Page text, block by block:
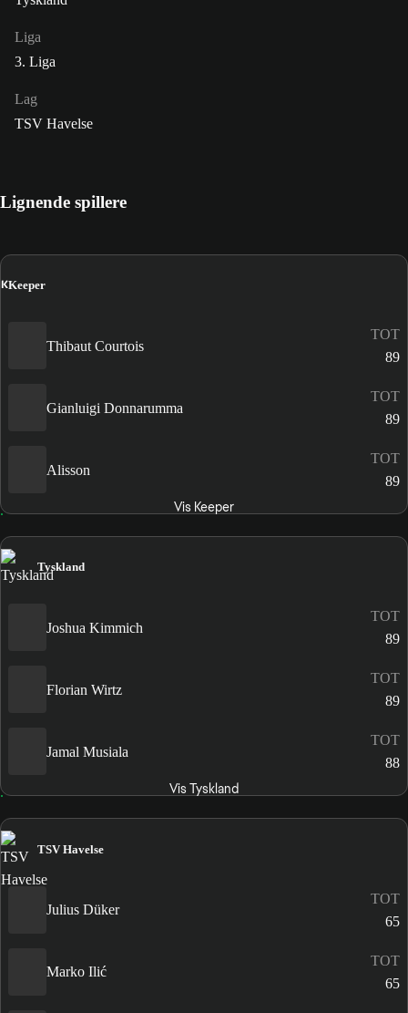
Liga
3. Liga
Lag
TSV Havelse
Lignende spillere
KKeeper
Thibaut Courtois
TOT
89
Gianluigi Donnarumma
TOT
89
Alisson
TOT
89
Vis Keeper
Tyskland
Joshua Kimmich
TOT
89
Florian Wirtz
TOT
89
Jamal Musiala
TOT
88
Vis Tyskland
TSV Havelse
Julius Düker
TOT
65
Marko Ilić
TOT
65